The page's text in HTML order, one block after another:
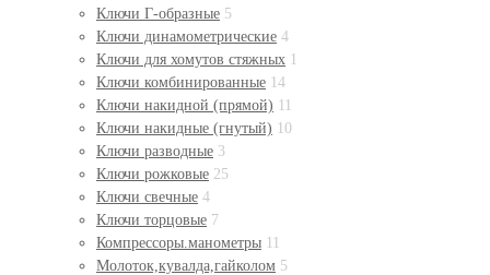
Ключи Г-образные 5
Ключи динамометрические 4
Ключи для хомутов стяжных 1
Ключи комбинированные 14
Ключи накидной (прямой) 11
Ключи накидные (гнутый) 10
Ключи разводные 3
Ключи рожковые 25
Ключи свечные 4
Ключи торцовые 7
Компрессоры.манометры 11
Молоток,кувалда,гайколом 5